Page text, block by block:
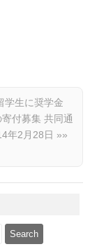
学生に奨学金
付募集 共同通
年2月28日 »»